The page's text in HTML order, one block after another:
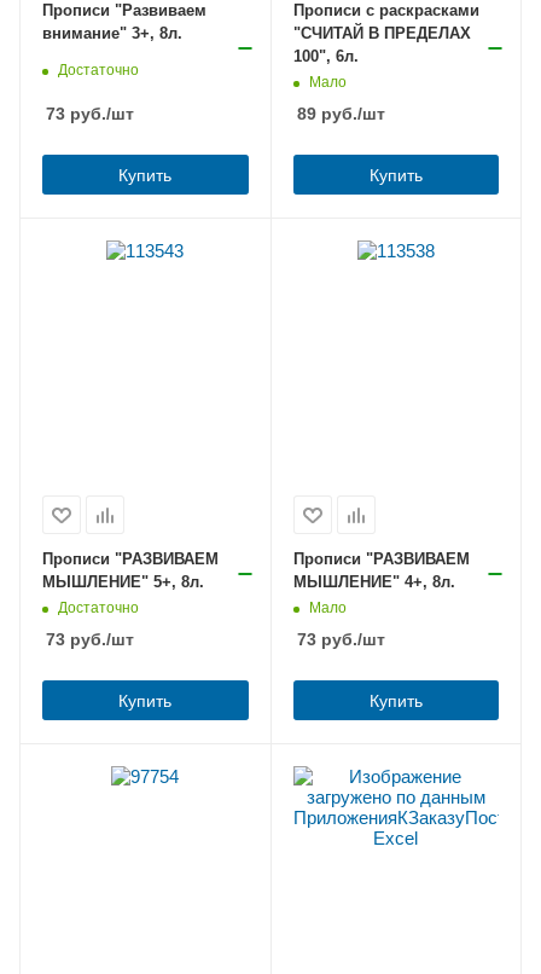
Прописи "Развиваем
внимание" 3+, 8л.
Достаточно
73 руб./шт
Купить
Прописи с раскрасками
"СЧИТАЙ В ПРЕДЕЛАХ
100", 6л.
Мало
89руб./шт
Купить
Прописи "РАЗВИВАЕМ
МЫШЛЕНИЕ" 5+, 8л.
Достаточно
73 руб./шт
Купить
Прописи "РАЗВИВАЕМ
МЫШЛЕНИЕ" 4+, 8л.
Мало
73руб./шт
Купить